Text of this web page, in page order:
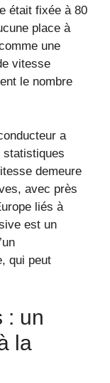
était fixée à 80
place à
une
vitesse
le nombre
a
demeure
avec près
liés à
est un
qui peut
: un
la